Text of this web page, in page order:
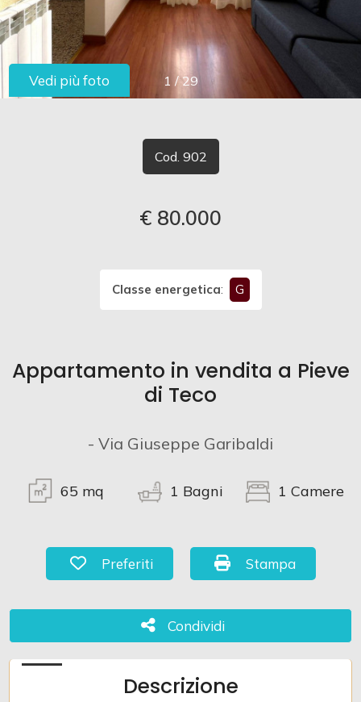
1 / 29
Vedi più foto
Cod. 902
€ 80.000
Classe energetica: G
Appartamento in vendita a Pieve
di Teco
- Via Giuseppe Garibaldi
65 mq 1 Bagni 1 Camere
Preferiti: Cod. 902
Preferiti Stampa: Cod. 902
Stampa
Condividi
Condividi
Descrizione
LAVORA
CON
NOI
Provincia
Comune
Totale